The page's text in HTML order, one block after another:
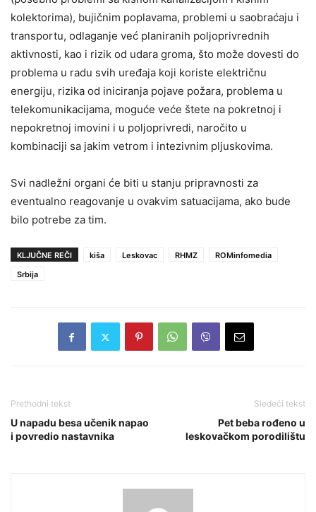
kolektorima), bujičnim poplavama, problemi u saobraćaju i
transportu, odlaganje već planiranih poljoprivrednih
aktivnosti, kao i rizik od udara groma, što može dovesti do
problema u radu svih uređaja koji koriste električnu
energiju, rizika od iniciranja pojave požara, problema u
telekomunikacijama, moguće veće štete na pokretnoj i
nepokretnoj imovini i u poljoprivredi, naročito u
kombinaciji sa jakim vetrom i intezivnim pljuskovima.
Svi nadležni organi će biti u stanju pripravnosti za
eventualno reagovanje u ovakvim satuacijama, ako bude
bilo potrebe za tim.
KLJUČNE REČI kiša Leskovac RHMZ
ROMinfomedia
Srbija
Prethodni tekst
U napadu besa učenik napao
i povredio nastavnika
Sledeći tekst
Pet beba rođeno u
leskovačkom porodilištu